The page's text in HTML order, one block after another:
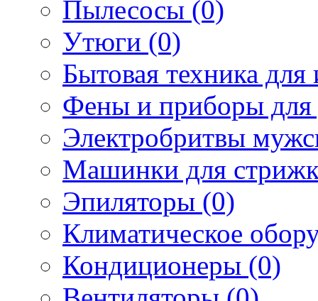
Пылесосы (0)
Утюги (0)
Бытовая техника
Фены и приборы для
Электробритвы
Машинки для
Эпиляторы (0)
Климатическое
Кондиционеры (0)